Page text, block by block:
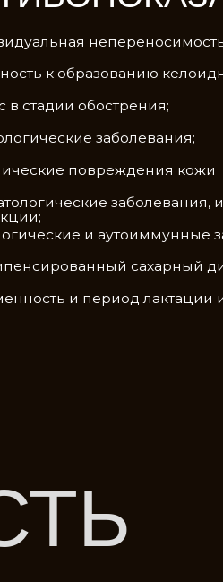
заболевания;
кожи
заболевания, инфекция в зоне
аутоиммунные заболевания;
сахарный диабет;
лактации и пр.